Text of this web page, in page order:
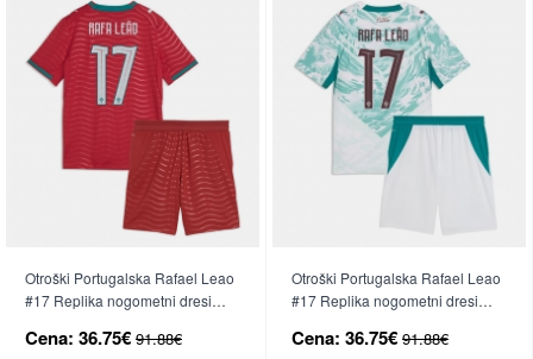
Otroški Portugalska Rafael Leao
#17 Replika nogometni dresi
Rokav (+ hlače)
Cena: 36.75€ 91.88€
Otroški Portugalska Rafael Leao
#17 Replika nogometni dresi
Kratek Rokav (+ hlače)
Cena: 36.75€ 91.88€